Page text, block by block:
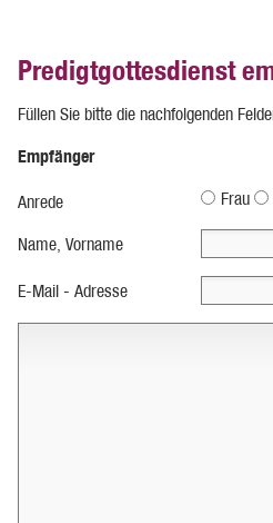
Predigtgottesdienst
Füllen Sie bitte die nachfolgenden
Empfänger
Anrede Frau
Name, Vorname
E-Mail - Adresse